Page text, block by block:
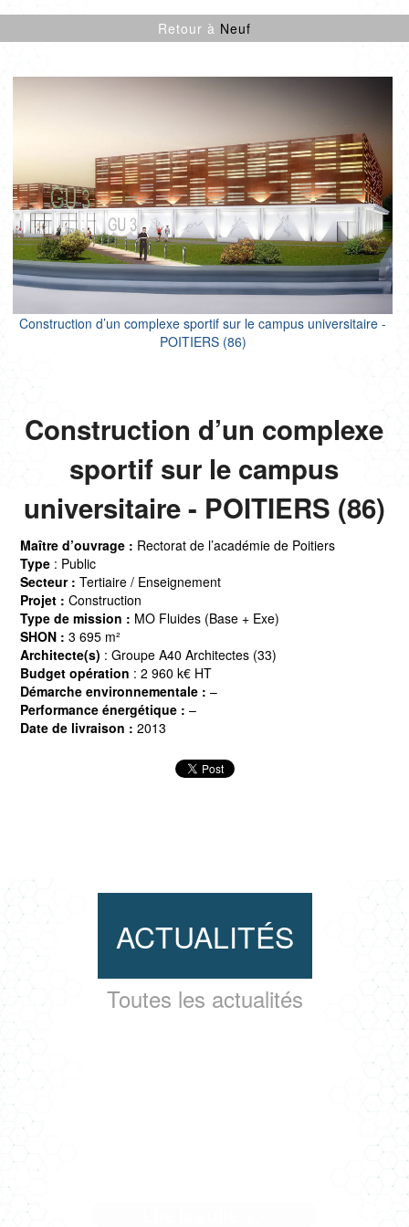
CULTURE SPORT
ENFANCE
ENR
PROJETS CERTIFIÉS
RÉNOVATION
SANTÉ
TERTIAIRE
Retour à Neuf
Construction d’un complexe sportif sur le campus universitaire -
POITIERS (86)
Construction d’un complexe
sportif sur le campus
universitaire - POITIERS (86)
Maître d’ouvrage : Rectorat de l’académie de Poitiers
Type : Public
Secteur : Tertiaire / Enseignement
Projet : Construction
Type de mission : MO Fluides (Base + Exe)
SHON : 3 695 m²
Architecte(s) : Groupe A40 Architectes (33)
Budget opération : 2 960 k€ HT
Démarche environnementale : –
Performance énergétique : –
Date de livraison : 2013
ACTUALITÉS
Toutes les actualités
USINE DE CATAMARAN À LA